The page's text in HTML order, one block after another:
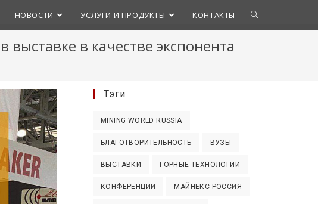
НОВОСТИ УСЛУГИ И ПРОДУКТЫ КОНТАКТЫ
в качестве экспонента
Тэги
MINING WORLD RUSSIA
БЛАГОТВОРИТЕЛЬНОСТЬ ВУЗЫ
ВЫСТАВКИ ГОРНЫЕ ТЕХНОЛОГИИ
КОНФЕРЕНЦИИ МАЙНЕКС РОССИЯ